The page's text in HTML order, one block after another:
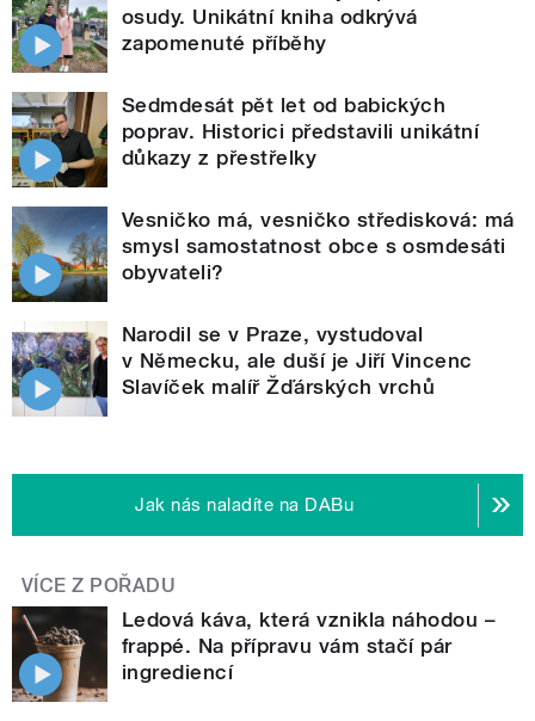
osudy. Unikátní kniha odkrývá
zapomenuté příběhy
Sedmdesát pět let od babických
poprav. Historici představili unikátní
důkazy z přestřelky
Vesničko má, vesničko středisková: má
smysl samostatnost obce s osmdesáti
obyvateli?
Narodil se v Praze, vystudoval
v Německu, ale duší je Jiří Vincenc
Slavíček malíř Žďárských vrchů
Jak nás naladíte na DABu
VÍCE Z POŘADU
Ledová káva, která vznikla náhodou –
frappé. Na přípravu vám stačí pár
ingrediencí